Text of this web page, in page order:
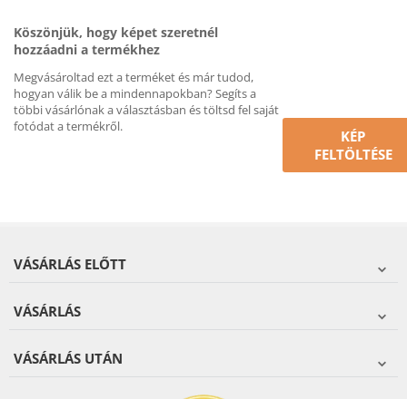
Köszönjük, hogy képet szeretnél
hozzáadni a termékhez
Megvásároltad ezt a terméket és már tudod,
hogyan válik be a mindennapokban? Segíts a
többi vásárlónak a választásban és töltsd fel saját
fotódat a termékről.
KÉP
FELTÖLTÉSE
VÁSÁRLÁS ELŐTT
VÁSÁRLÁS
VÁSÁRLÁS UTÁN